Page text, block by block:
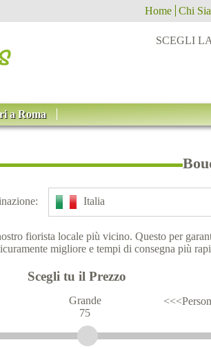
Home Chi
SCEGLI
a Roma
Italia
fiorista locale più vicino. Questo per
migliore e tempi di consegna più
Scegli tu il Prezzo
Grande
75